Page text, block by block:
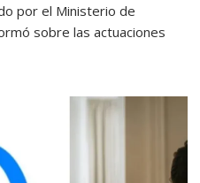
por el Ministerio de
sobre las actuaciones